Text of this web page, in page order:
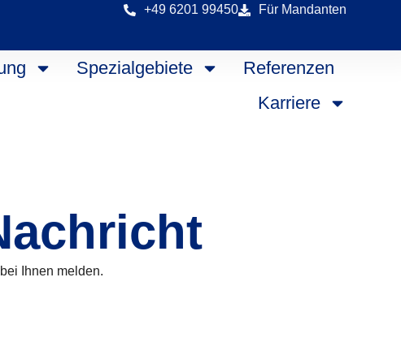
+49 6201 99450 Für Mandanten
Spezialgebiete
Referenzen
Karriere
Ihnen melden.